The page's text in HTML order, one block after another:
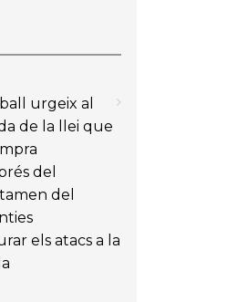
urgeix al
de la llei que
del
del
els atacs a la